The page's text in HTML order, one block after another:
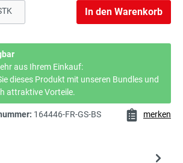
Gib den gewünschten
In den Warenkorb
aus Ihrem Einkauf:
dieses Produkt mit unseren Bundles und
attraktive Vorteile.
164446-FR-GS-BS merken